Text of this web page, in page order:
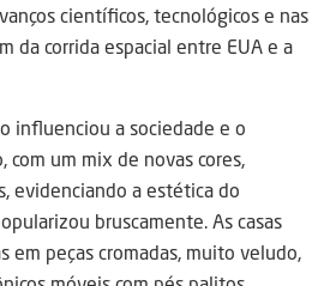
científicos, tecnológicos e nas
da corrida espacial entre EUA e a
influenciou a sociedade e o
com um mix de novas cores,
evidenciando a estética do
bruscamente. As casas
em peças cromadas, muito veludo,